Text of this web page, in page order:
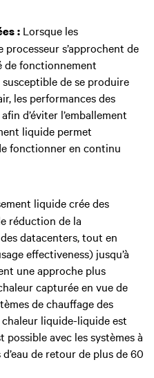
: Lorsque les
s’approchent de
de fonctionnement
de se produire
les performances des
d’éviter l’emballement
liquide permet
fonctionner en continu
liquide crée des
réduction de la
datacenters, tout en
effectiveness) jusqu’à
une approche plus
capturée en vue de
de chauffage des
liquide-liquide est
possible avec les systèmes à
de retour de plus de 60